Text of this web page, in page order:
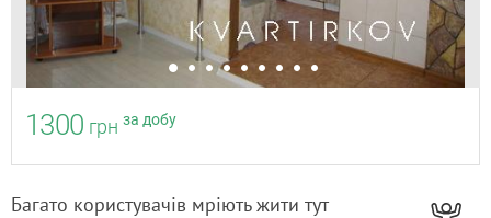
1300 грн за добу
Багато користувачів мріють жити тут